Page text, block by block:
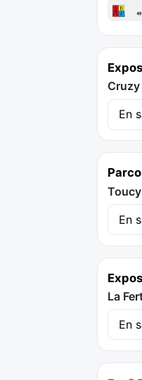
En
Toucy
En
La
En